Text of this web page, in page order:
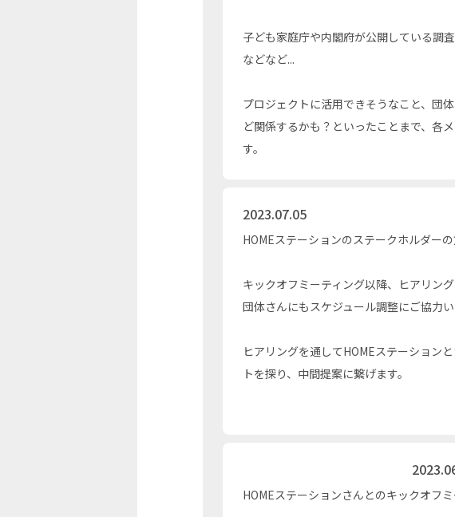
子ども家庭庁や内閣府が公開している調
などなど...
プロジェクトに活用できそうなこと、団
ど関係するかも？といったことまで、各
す。
2023.07.05
HOMEステーションのステークホルダー
キックオフミーティング以降、ヒアリン
団体さんにもスケジュール調整にご協力
ヒアリングを通してHOMEステーション
トを探り、中間提案に繋げます。
HOMEステーションさんとのキックオフ